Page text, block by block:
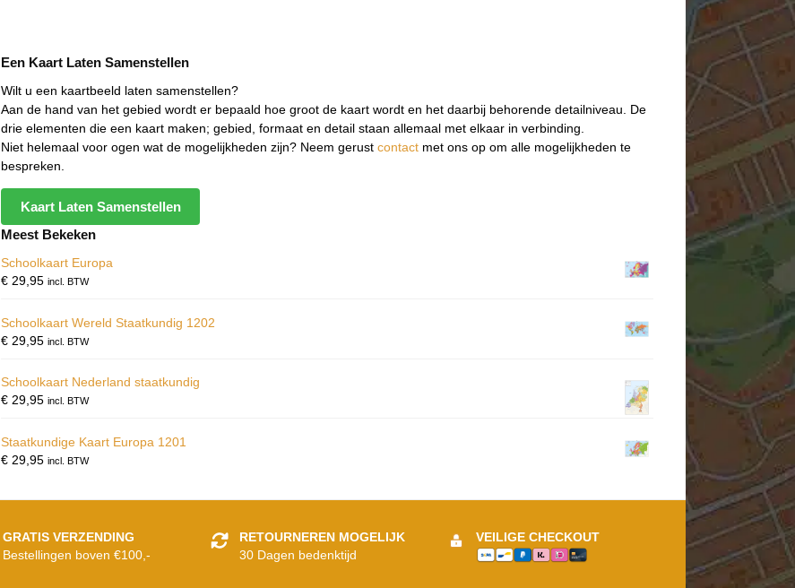
Een Kaart Laten Samenstellen
Wilt u een kaartbeeld laten samenstellen?
Aan de hand van het gebied wordt er bepaald hoe groot de kaart wordt en het daarbij behorende detailniveau. De
drie elementen die een kaart maken; gebied, formaat en detail staan allemaal met elkaar in verbinding.
Niet helemaal voor ogen wat de mogelijkheden zijn? Neem gerustcontact met ons op om alle mogelijkheden te
bespreken.
Kaart Laten Samenstellen
Meest Bekeken
Schoolkaart Europa
€ 29,95 incl. BTW
Schoolkaart Wereld Staatkundig 1202
€ 29,95 incl. BTW
Schoolkaart Nederland staatkundig
€ 29,95 incl. BTW
Staatkundige Kaart Europa 1201
€ 29,95 incl. BTW
GRATIS VERZENDING
Bestellingen boven €100,-
RETOURNEREN MOGELIJK
30 Dagen bedenktijd
VEILIGE CHECKOUT